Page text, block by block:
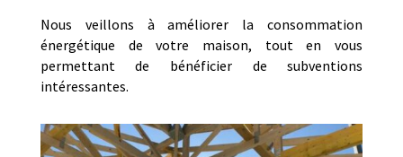
Nous veillons à améliorer la consommation
énergétique de votre maison, tout en vous
permettant de bénéficier de subventions
intéressantes.